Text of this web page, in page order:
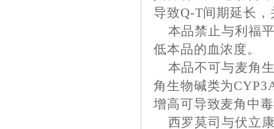
导致Q-T间期延长
本品禁止与利福
低本品的血浓度。
本品不可与麦角
角生物碱类为
增高可导致麦角中
西罗莫司与伏立